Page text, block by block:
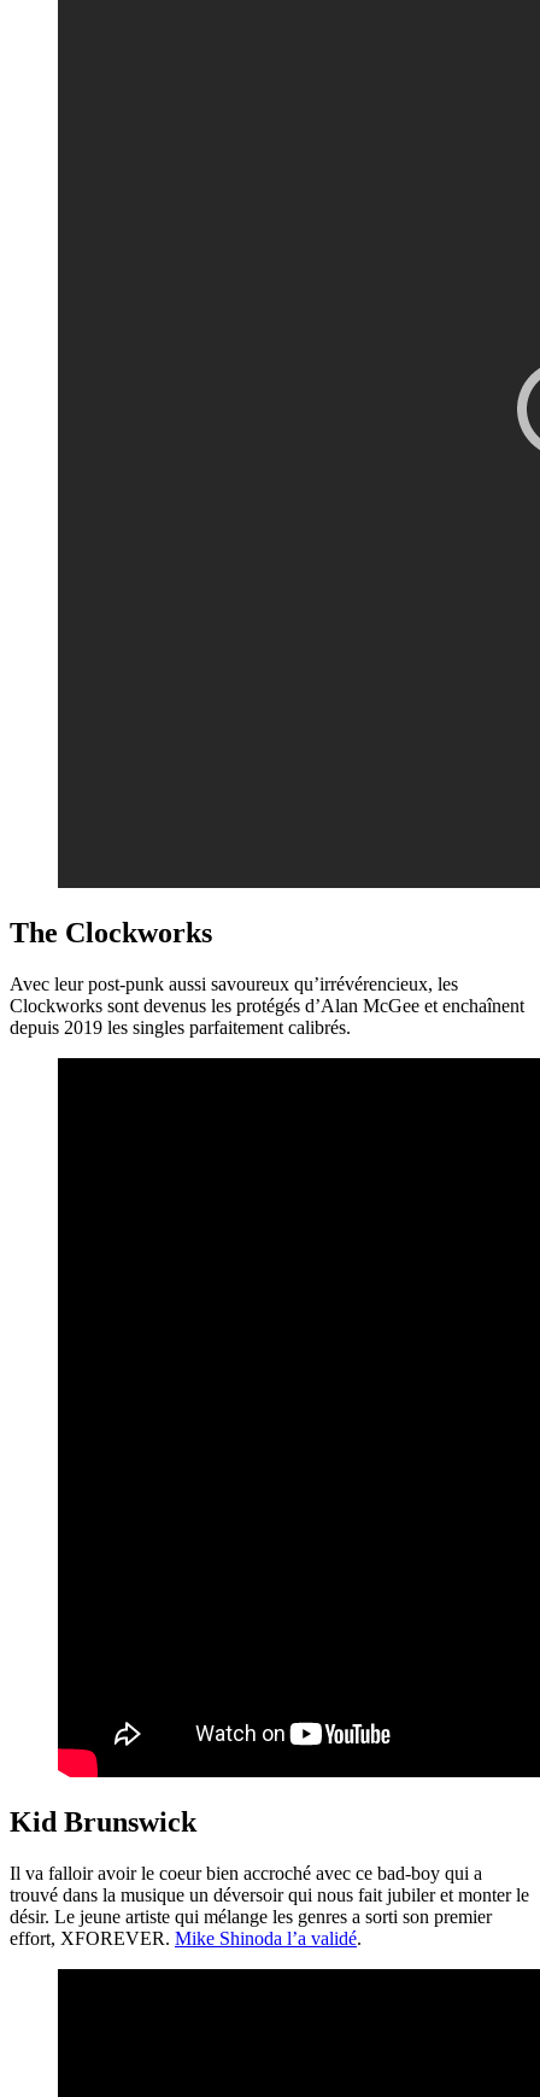
The Clockworks
Avec leur post-punk aussi savoureux qu’irrévérencieux, les
Clockworks sont devenus les protégés d’Alan McGee et enchaînent
depuis 2019 les singles parfaitement calibrés.
Kid Brunswick
Il va falloir avoir le coeur bien accroché avec ce bad-boy qui a
trouvé dans la musique un déversoir qui nous fait jubiler et monter le
désir. Le jeune artiste qui mélange les genres a sorti son premier
effort, XFOREVER. Mike Shinoda l’a validé.